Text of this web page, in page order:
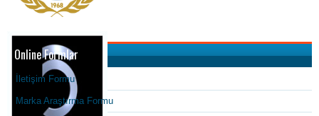
Online Formlar
İletişim Formu
Marka Araştırma Formu